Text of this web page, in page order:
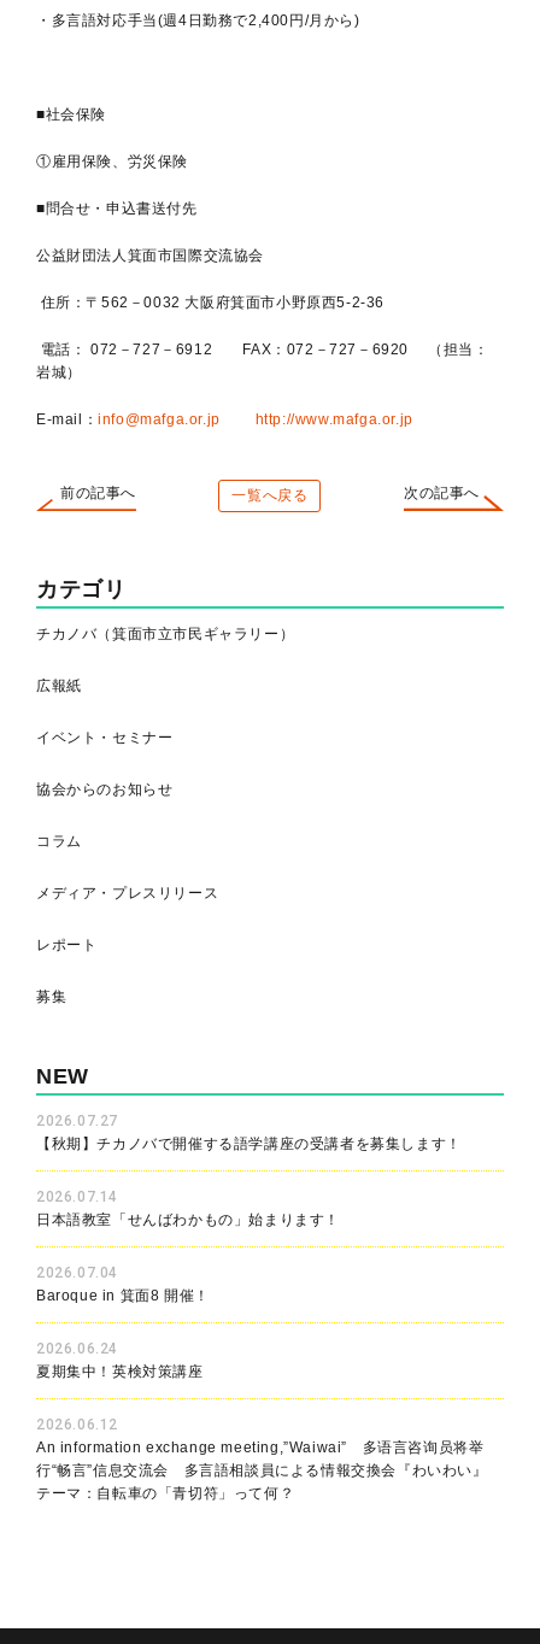
・多言語対応手当(週4日勤務で2,400円/月から)
■社会保険
①雇用保険、労災保険
■問合せ・申込書送付先
公益財団法人箕面市国際交流協会
住所：〒562－0032 大阪府箕面市小野原西5‐2‐36
電話： 072－727－6912 FAX：072－727－6920 （担当：
岩城）
E-mail：info@mafga.or.jp http://www.mafga.or.jp
前の記事へ 一覧へ戻る 次の記事へ
カテゴリ
チカノバ（箕面市立市民ギャラリー）
広報紙
イベント・セミナー
協会からのお知らせ
コラム
メディア・プレスリリース
レポート
募集
NEW
2026.07.27
【秋期】チカノバで開催する語学講座の受講者を募集します！
2026.07.14
日本語教室「せんばわかもの」始まります！
2026.07.04
Baroque in 箕面8 開催！
2026.06.24
夏期集中！英検対策講座
2026.06.12
An information exchange meeting,”Waiwai” 多语言咨询员将举
行“畅言”信息交流会 多言語相談員による情報交換会『わいわい』
テーマ：自転車の「青切符」って何？